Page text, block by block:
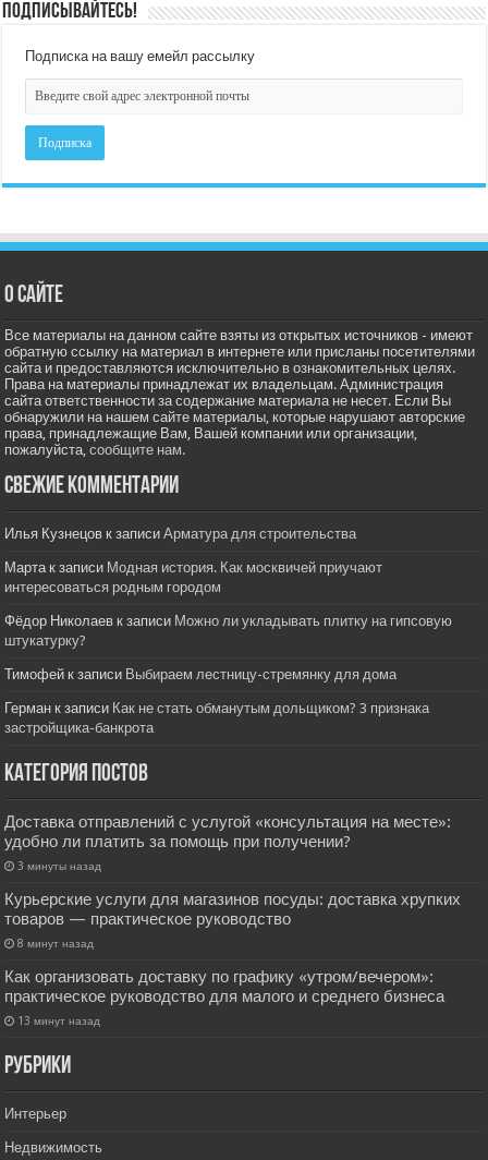
Подписывайтесь!
Подписка на вашу емейл рассылку
О сайте
Все материалы на данном сайте взяты из открытых источников - имеют
обратную ссылку на материал в интернете или присланы посетителями
сайта и предоставляются исключительно в ознакомительных целях.
Права на материалы принадлежат их владельцам. Администрация
сайта ответственности за содержание материала не несет. Если Вы
обнаружили на нашем сайте материалы, которые нарушают авторские
права, принадлежащие Вам, Вашей компании или организации,
пожалуйста,сообщите нам.
Свежие комментарии
Илья Кузнецов к записиАрматура для строительства
Мартак записи Модная история. Как москвичей приучают
интересоваться родным городом
Фёдор Николаев к записи Можно ли укладывать плитку на гипсовую
штукатурку?
Тимофей к записи Выбираем лестницу-стремянку для дома
Герман к записи Как не стать обманутым дольщиком? 3 признака
застройщика-банкрота
Категория постов
Доставка отправлений с услугой «консультация на месте»:
удобно ли платить за помощь при получении?
3 минуты назад
Курьерские услуги для магазинов посуды: доставка хрупких
товаров — практическое руководство
8 минут назад
Как организовать доставку по графику «утром/вечером»:
практическое руководство для малого и среднего бизнеса
13 минут назад
РУбрики
Интерьер
Недвижимость